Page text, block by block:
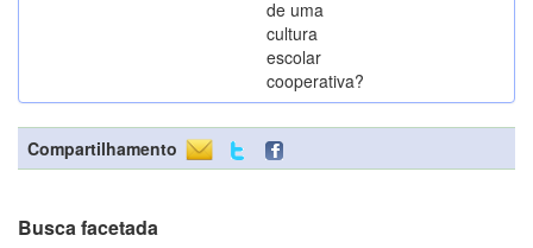
de uma
cultura
escolar
cooperativa?
Compartilhamento
Busca facetada